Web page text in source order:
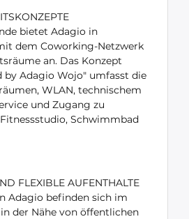
bietet Adagio in
dem Coworking-Netzwerk
an. Das Konzept
by Adagio Wojo" umfasst die
WLAN, technischem
und Zugang zu
Schwimmbad
FLEXIBLE AUFENTHALTE
Adagio befinden sich im
der Nähe von öffentlichen